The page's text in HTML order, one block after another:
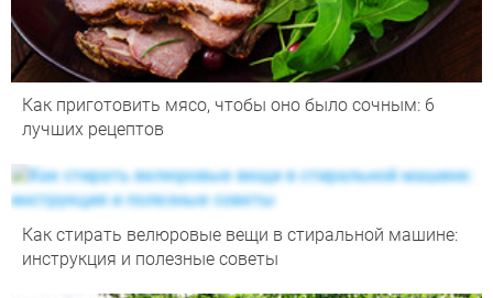
Как приготовить мясо, чтобы оно было сочным: 6
лучших рецептов
Как стирать велюровые вещи в стиральной машине:
инструкция и полезные советы